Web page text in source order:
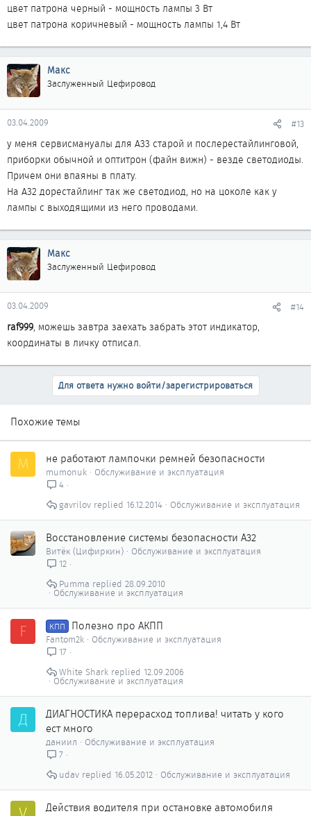
цвет патрона черный - мощность лампы 3 Вт
цвет патрона коричневый - мощность лампы 1,4 Вт
Макс
Заслуженный Цефировод
03.04.2009 #13
у меня сервисмануалы для А33 старой и послерестайлинговой,
приборки обычной и оптитрон (файн вижн) - везде светодиоды.
Причем они впаяны в плату.
На А32 дорестайлинг так же светодиод, но на цоколе как у
лампы с выходящими из него проводами.
Макс
Заслуженный Цефировод
03.04.2009 #14
raf999, можешь завтра заехать забрать этот индикатор,
координаты в личку отписал.
Для ответа нужно войти/зарегистрироваться
Похожие темы
M не работают лампочки ремней безопасности
mumonuk
Обслуживание и эксплуатация
4
Обслуживание и эксплуатация
16.12.2014
gavrilov
Восстановление системы безопасности А32
Витёк (Цифиркин)
Обслуживание и эксплуатация
12
Обслуживание и эксплуатация
28.09.2010
Pumma
F КПП Полезно про АКПП
Fantom2k
Обслуживание и эксплуатация
17
Обслуживание и эксплуатация
12.09.2006
White Shark
Д
ДИАГНОСТИКА перерасход топлива! читать у кого
ест много
даниил
Обслуживание и эксплуатация
7
Обслуживание и эксплуатация
16.05.2012
udav
Действия водителя при остановке автомобиля